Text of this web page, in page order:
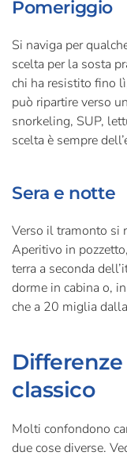
Pomeriggio
Si naviga per
scelta per la sosta
chi ha resistito fino
può ripartire verso
snorkeling, SUP,
scelta è sempre
Sera e notte
Verso il tramonto si
Aperitivo in
terra a seconda
dorme in cabina o,
che a 20 miglia
classico
Molti confondono
due cose diverse.